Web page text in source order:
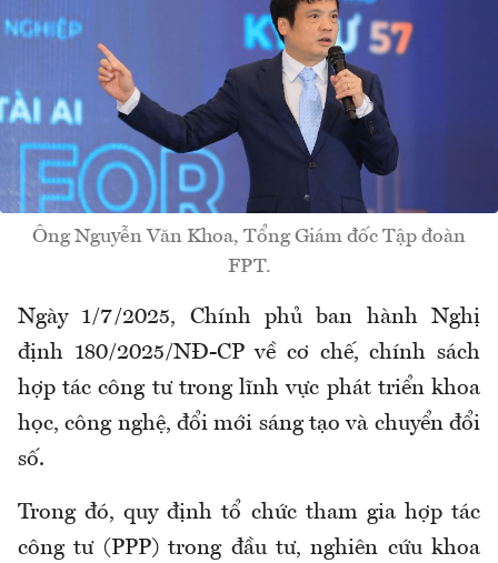
Ông Nguyễn Văn Khoa, Tổng Giám đốc Tập đoàn
FPT.
Ngày 1/7/2025, Chính phủ ban hành Nghị
định 180/2025/NĐ-CP về cơ chế, chính sách
hợp tác công tư trong lĩnh vực phát triển khoa
học, công nghệ, đổi mới sáng tạo và chuyển đổi
số.
Trong đó, quy định tổ chức tham gia hợp tác
công tư (PPP) trong đầu tư, nghiên cứu khoa